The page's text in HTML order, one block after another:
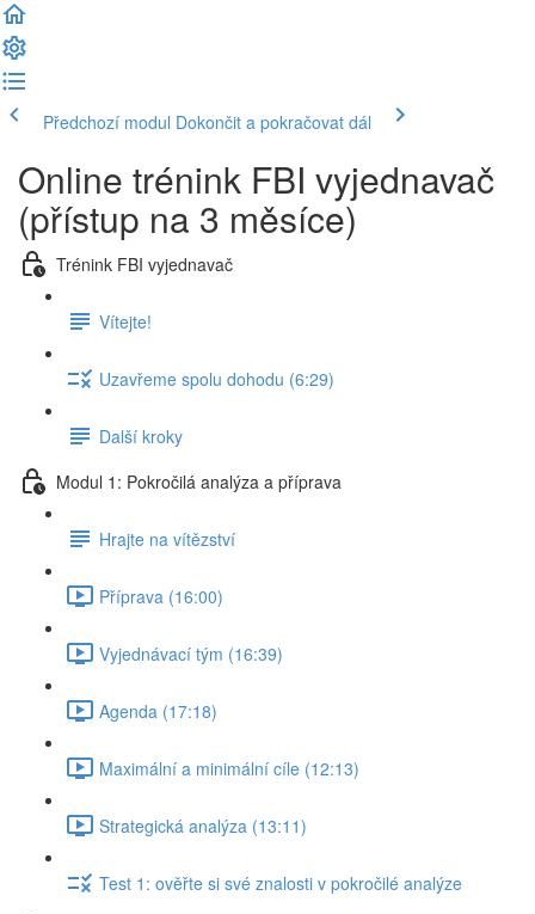
Předchozí modul Dokončit a pokračovat dál
Online trénink FBI vyjednavač
(přístup na 3 měsíce)
Trénink FBI vyjednavač
Vítejte!
Uzavřeme spolu dohodu (6:29)
Další kroky
Modul 1: Pokročilá analýza a příprava
Hrajte na vítězství
Příprava (16:00)
Vyjednávací tým (16:39)
Agenda (17:18)
Maximální a minimální cíle (12:13)
Strategická analýza (13:11)
Test 1: ověřte si své znalosti v pokročilé analýze